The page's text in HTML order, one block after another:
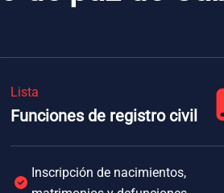
Lista
Funciones de registro civil
Inscripción de nacimientos,